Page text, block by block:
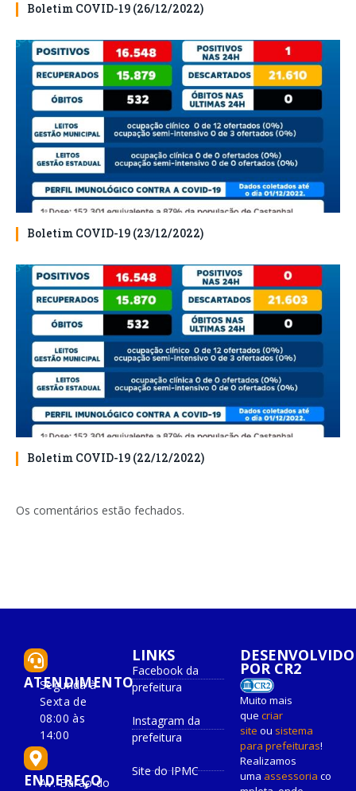
Boletim COVID-19 (26/12/2022)
Boletim COVID-19 (23/12/2022)
Boletim COVID-19 (22/12/2022)
Os comentários estão fechados.
ATENDIMENTO
Segunda à
Sexta de
08:00 às
14:00
ENDEREÇO
Av. Barão do
LINKS
Facebook da
prefeitura
Instagram da
prefeitura
Site do IPMC
DESENVOLVIDO
POR CR2
Muito mais
que criar
site ou sistema
para prefeituras!
Realizamos
uma assessoria co